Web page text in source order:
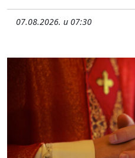
07.08.2026. u 07:30